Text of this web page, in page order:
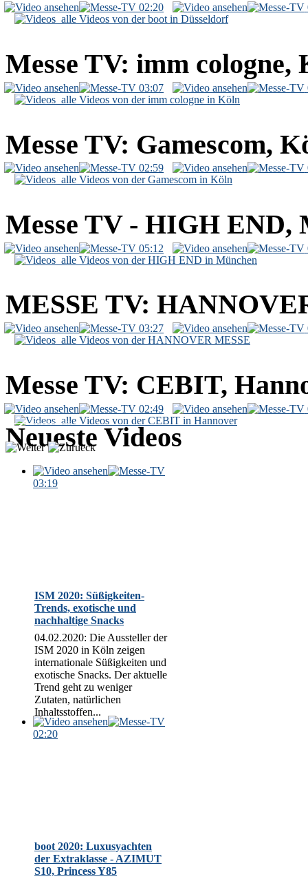
02:20
alle Videos von der boot in Düsseldorf
Messe TV: imm cologne,
03:07
alle Videos von der imm cologne in Köln
Messe TV: Gamescom,
02:59
alle Videos von der Gamescom in Köln
Messe TV - HIGH END,
05:12
alle Videos von der HIGH END in München
MESSE TV:
03:27
alle Videos von der HANNOVER MESSE
Messe TV: CEBIT,
02:49
alle Videos von der CEBIT in Hannover
messelive.tv: tägliches Programm von der IFA 2011 (Internationale Funkausstellung) in Berlin
Neueste Videos
03:19
ISM 2020: Süßigkeiten-
Trends, exotische und
nachhaltige Snacks
04.02.2020: Die Aussteller der
ISM 2020 in Köln zeigen
internationale Süßigkeiten und
exotische Snacks. Der aktuelle
Trend geht zu weniger
Zutaten, natürlichen
Inhaltsstoffen...
02:20
boot 2020: Luxusyachten
der Extraklasse - AZIMUT
S10, Princess Y85